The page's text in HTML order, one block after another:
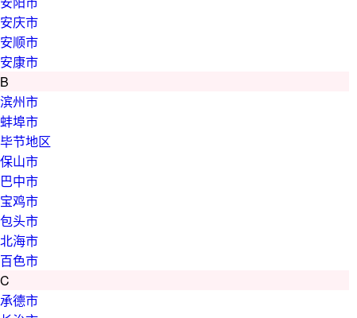
安庆市
安顺市
安康市
B
滨州市
蚌埠市
毕节地区
保山市
巴中市
宝鸡市
包头市
北海市
百色市
C
承德市